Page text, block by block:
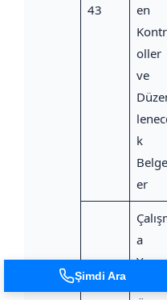
43
en
Kontr
oller
ve
k
er
a
Şimdi Ara